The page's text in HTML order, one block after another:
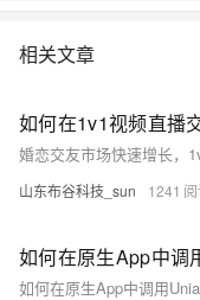
相关文章
如何在1v1视频直播
山东布谷科技_sun 1241
如何在原生App中调
如何在原生App中调用